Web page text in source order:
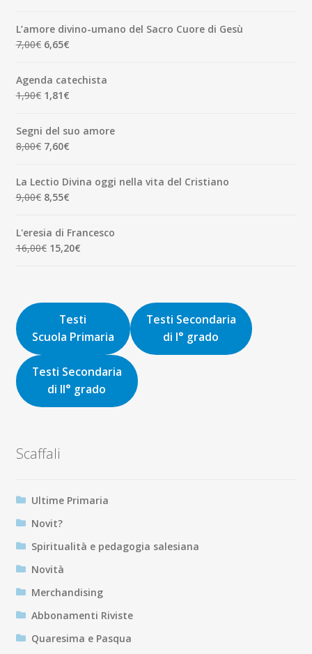
originale
era:
7,00€.
attuale
è:
L’amore divino-umano del Sacro Cuore di Gesù
7,00€ Il
originale
era:
7,00€.
6,65€Il
attuale
è:
Agenda catechista
1,90€ Il
originale
era:
1,90€.
1,81€Il
è:
Segni del suo amore
8,00€ Il
originale
era:
8,00€.
7,60€Il
attuale
è:
La Lectio Divina oggi nella vita del Cristiano
9,00€ Il
originale
era:
9,00€.
8,55€Il
attuale
è:
L'eresia di Francesco
16,00€ Il
15,20€Il
15,20€.
Testi
Scuola Primaria
Testi Secondaria
di I° grado
Testi Secondaria
di II° grado
Scaffali
Ultime Primaria
Novit?
Spiritualità e pedagogia salesiana
Novità
Merchandising
Abbonamenti Riviste
Quaresima e Pasqua